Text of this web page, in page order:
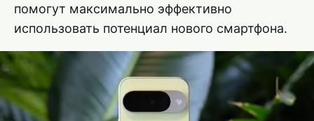
помогут максимально эффективно
использовать потенциал нового смартфона.